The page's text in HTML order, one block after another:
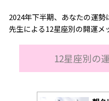
2024年下半期、あなたの運
先生による12星座別の開運メ
12星座別の